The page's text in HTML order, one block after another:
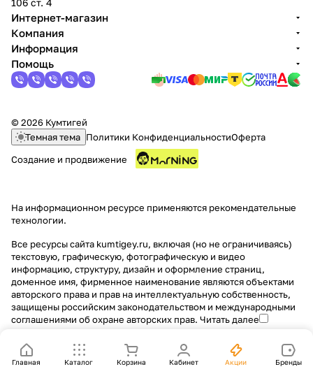
Главная Каталог Корзина Кабинет Акции Бренды
106 ст. 4
Интернет-магазин
Компания
Информация
Помощь
© 2026 Кумтигей
Темная тема Политики КонфиденциальностиОферта
Создание и продвижение
На информационном ресурсе применяются рекомендательные
технологии.
Все ресурсы сайта kumtigey.ru, включая (но не ограничиваясь)
текстовую, графическую, фотографическую и видео
информацию, структуру, дизайн и оформление страниц,
доменное имя, фирменное наименование являются объектами
авторского права и прав на интеллектуальную собственность,
защищены российским законодательством и международными
соглашениями об охране авторских прав. Читать далее